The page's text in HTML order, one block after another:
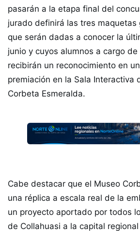
pasarán a la etapa final del
jurado definirá las tres maquetas
que serán dadas a conocer la
junio y cuyos alumnos a cargo
recibirán un reconocimiento en
premiación en la Sala Interactiva
Corbeta Esmeralda.
Cabe destacar que el Museo
una réplica a escala real de la
un proyecto aportado por todos
de Collahuasi a la capital